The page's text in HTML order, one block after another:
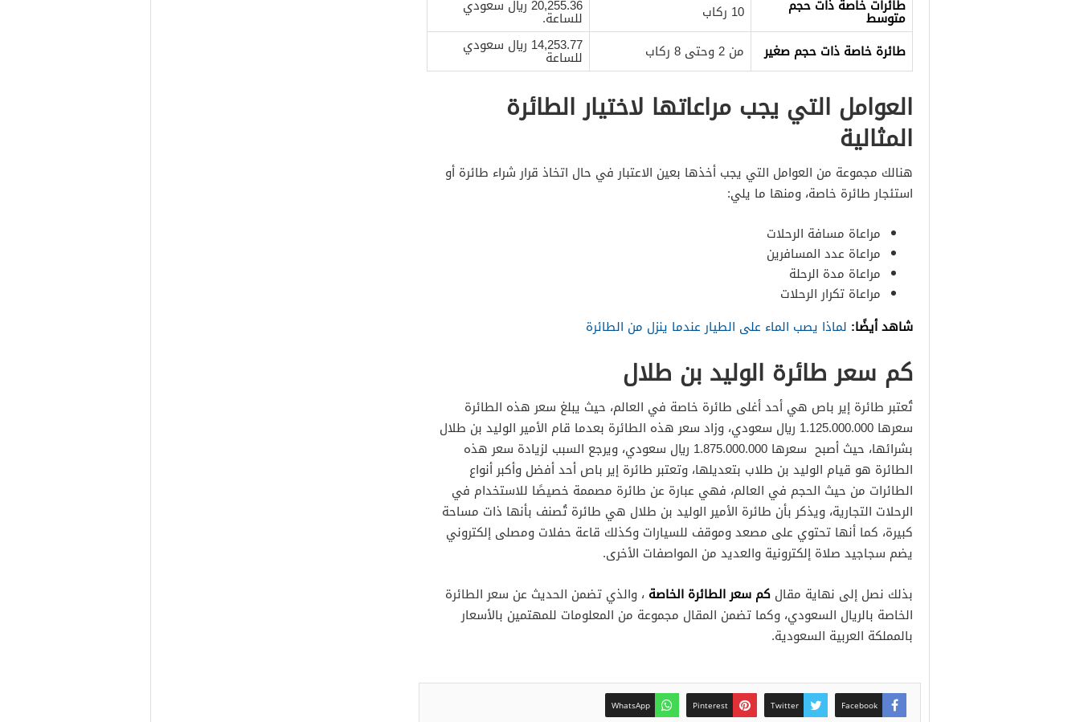
طائرات خاصة ذات حجم
متوسط 10 ركاب 20,255.36 ريال سعودي
للساعة.
طائرة خاصة ذات حجم صغير
من 2 وحتى 8 ركاب 14,253.77 ريال سعودي
للساعة
العوامل التي يجب مراعاتها لاختيار الطائرة
المثالية
هنالك مجموعة من العوامل التي يجب أخذها بعين الاعتبار في حال اتخاذ قرار شراء طائرة أو
استئجار طائرة خاصة، ومنها ما يلي:
مراعاة مسافة الرحلات
مراعاة عدد المسافرين
مراعاة مدة الرحلة
مراعاة تكرار الرحلات
شاهد أيضًا: لماذا يصب الماء على الطيار عندما ينزل من الطائرة
كم سعر طائرة الوليد بن طلال
تُعتبر طائرة إير باص هي أحد أغلى طائرة خاصة في العالم، حيث يبلغ سعر هذه الطائرة
سعرها 1.125.000.000 ريال سعودي، وزاد سعر هذه الطائرة بعدما قام الأمير الوليد بن طلال
بشرائها، حيث أصبح سعرها 1.875.000.000 ريال سعودي، ويرجع السبب لزيادة سعر هذه
الطائرة هو قيام الوليد بن طلاب بتعديلها، وتعتبر طائرة إير باص أحد أفضل وأكبر أنواع
الطائرات من حيث الحجم في العالم، فهي عبارة عن طائرة مصممة خصيصًا للاستخدام في
الرحلات التجارية، ويذكر بأن طائرة الأمير الوليد بن طلال هي طائرة تُصنف بأنها ذات مساحة
كبيرة، كما أنها تحتوي على مصعد وموقف للسيارات وكذلك قاعة حفلات ومصلى إلكتروني
يضم سجاجيد صلاة إلكترونية والعديد من المواصفات الأخرى.
بذلك نصل إلى نهاية مقال كم سعر الطائرة الخاصة ، والذي تضمن الحديث عن سعر الطائرة
الخاصة بالريال السعودي، وكما تضمن المقال مجموعة من المعلومات للمهتمين بالأسعار
بالمملكة العربية السعودية.
Facebook
Twitter
Pinterest
WhatsApp